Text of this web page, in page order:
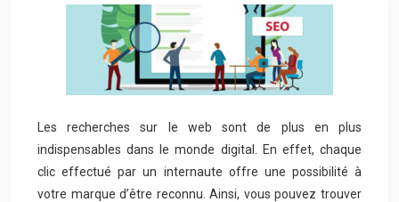
Les recherches sur le web sont de plus en plus
indispensables dans le monde digital. En effet, chaque
clic effectué par un internaute offre une possibilité à
votre marque d’être reconnu. Ainsi, vous pouvez trouver